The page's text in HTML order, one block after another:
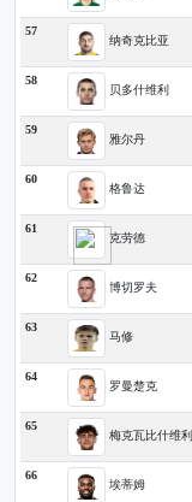
57
纳奇克比亚
58
贝多什维利
59
雅尔丹
60
格鲁达
61
克劳德
62
博切罗夫
63
马修
64
罗曼楚克
65
梅克瓦比什维利
66
埃蒂姆